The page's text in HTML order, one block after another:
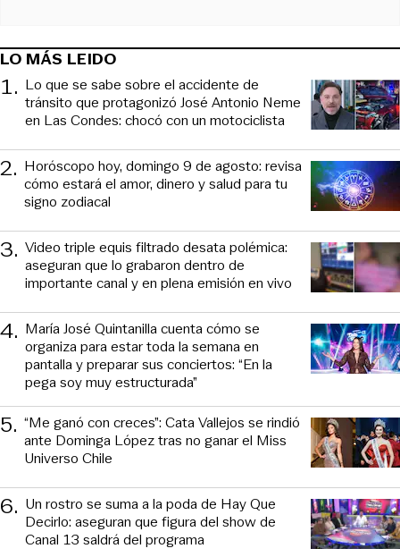
LO MÁS LEIDO
1. Lo que se sabe sobre el accidente de
tránsito que protagonizó José Antonio Neme
en Las Condes: chocó con un motociclista
2. Horóscopo hoy, domingo 9 de agosto: revisa
cómo estará el amor, dinero y salud para tu
signo zodiacal
3. Video triple equis filtrado desata polémica:
aseguran que lo grabaron dentro de
importante canal y en plena emisión en vivo
4. María José Quintanilla cuenta cómo se
organiza para estar toda la semana en
pantalla y preparar sus conciertos: “En la
pega soy muy estructurada”
5. “Me ganó con creces”: Cata Vallejos se rindió
ante Dominga López tras no ganar el Miss
Universo Chile
6. Un rostro se suma a la poda de Hay Que
Decirlo: aseguran que figura del show de
Canal 13 saldrá del programa